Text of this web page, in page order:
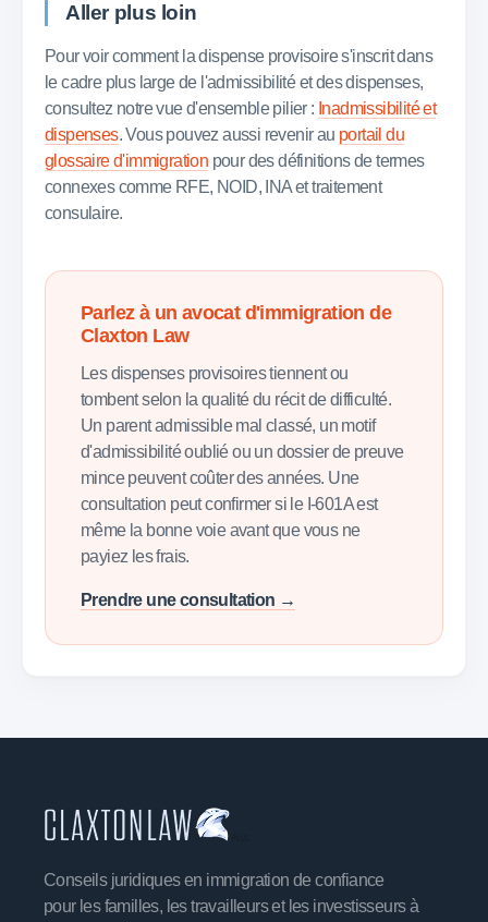
Aller plus loin
Pour voir comment la dispense provisoire s'inscrit dans
le cadre plus large de l'admissibilité et des dispenses,
consultez notre vue d'ensemble pilier : Inadmissibilité et
dispenses. Vous pouvez aussi revenir au portail du
glossaire d'immigration pour des définitions de termes
connexes comme RFE, NOID, INA et traitement
consulaire.
Parlez à un avocat d'immigration de
Claxton Law
Les dispenses provisoires tiennent ou
tombent selon la qualité du récit de difficulté.
Un parent admissible mal classé, un motif
d'admissibilité oublié ou un dossier de preuve
mince peuvent coûter des années. Une
consultation peut confirmer si le I-601A est
même la bonne voie avant que vous ne
payiez les frais.
Prendre une consultation →
Conseils juridiques en immigration de confiance
pour les familles, les travailleurs et les investisseurs à